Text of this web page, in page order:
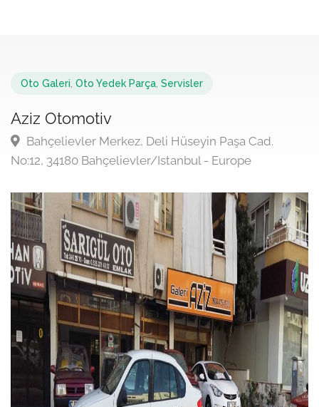
Oto Galeri Oto Yedek Parça Servisler
Aziz Otomotiv
Bahçelievler Merkez, Deli Hüseyin Paşa Cad.
No:12, 34180 Bahçelievler/Istanbul - Europe